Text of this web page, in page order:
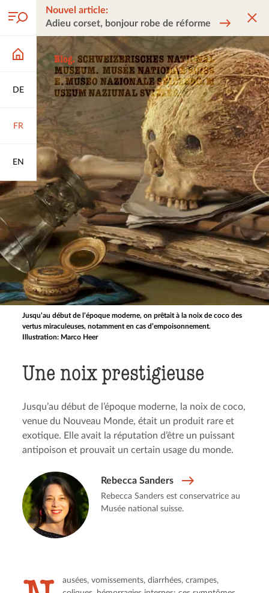
DE
FR
EN
Nouvel article:
Adieu corset, bonjour robe de réforme
Jusqu’au début de l’époque moderne, on prêtait à la noix de coco des
vertus miraculeuses, notamment en cas d’empoisonnement.
Illustration: Marco Heer
Une noix prestigieuse
Jusqu’au début de l’époque moderne, la noix de coco,
venue du Nouveau Monde, était un produit rare et
exotique. Elle avait la réputation d’être un puissant
antipoison et prouvait un certain usage du monde.
Rebecca Sanders
Rebecca Sanders est conservatrice au
Musée national suisse.
ausées, vomissements, diarrhées, crampes,